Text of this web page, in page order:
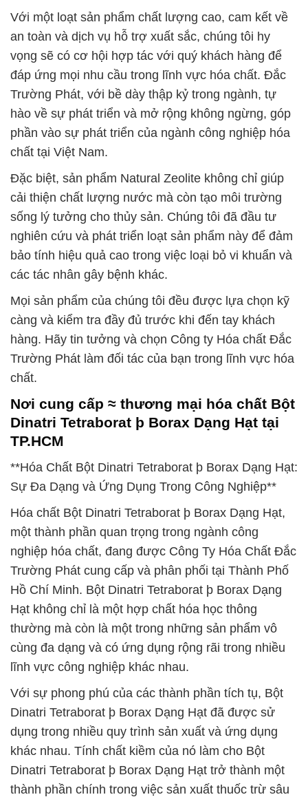
Với một loạt sản phẩm chất lượng cao, cam kết về
an toàn và dịch vụ hỗ trợ xuất sắc, chúng tôi hy
vọng sẽ có cơ hội hợp tác với quý khách hàng để
đáp ứng mọi nhu cầu trong lĩnh vực hóa chất. Đắc
Trường Phát, với bề dày thập kỷ trong ngành, tự
hào về sự phát triển và mở rộng không ngừng, góp
phần vào sự phát triển của ngành công nghiệp hóa
chất tại Việt Nam.
Đặc biệt, sản phẩm Natural Zeolite không chỉ giúp
cải thiện chất lượng nước mà còn tạo môi trường
sống lý tưởng cho thủy sản. Chúng tôi đã đầu tư
nghiên cứu và phát triển loạt sản phẩm này để đảm
bảo tính hiệu quả cao trong việc loại bỏ vi khuẩn và
các tác nhân gây bệnh khác.
Mọi sản phẩm của chúng tôi đều được lựa chọn kỹ
càng và kiểm tra đầy đủ trước khi đến tay khách
hàng. Hãy tin tưởng và chọn Công ty Hóa chất Đắc
Trường Phát làm đối tác của bạn trong lĩnh vực hóa
chất.
Nơi cung cấp ≈ thương mại hóa chất Bột
Dinatri Tetraborat þ Borax Dạng Hạt tại
TP.HCM
**Hóa Chất Bột Dinatri Tetraborat þ Borax Dạng Hạt:
Sự Đa Dạng và Ứng Dụng Trong Công Nghiệp**
Hóa chất Bột Dinatri Tetraborat þ Borax Dạng Hạt,
một thành phần quan trọng trong ngành công
nghiệp hóa chất, đang được Công Ty Hóa Chất Đắc
Trường Phát cung cấp và phân phối tại Thành Phố
Hồ Chí Minh. Bột Dinatri Tetraborat þ Borax Dạng
Hạt không chỉ là một hợp chất hóa học thông
thường mà còn là một trong những sản phẩm vô
cùng đa dạng và có ứng dụng rộng rãi trong nhiều
lĩnh vực công nghiệp khác nhau.
Với sự phong phú của các thành phần tích tụ, Bột
Dinatri Tetraborat þ Borax Dạng Hạt đã được sử
dụng trong nhiều quy trình sản xuất và ứng dụng
khác nhau. Tính chất kiềm của nó làm cho Bột
Dinatri Tetraborat þ Borax Dạng Hạt trở thành một
thành phần chính trong việc sản xuất thuốc trừ sâu